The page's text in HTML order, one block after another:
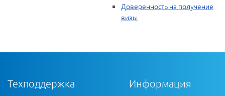
Доверенность на получение
визы
Техподдержка Информация